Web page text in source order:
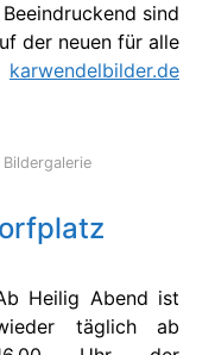
sind
der neuen für alle
karwendelbilder.de
Bildergalerie
Heilig Abend ist
täglich ab